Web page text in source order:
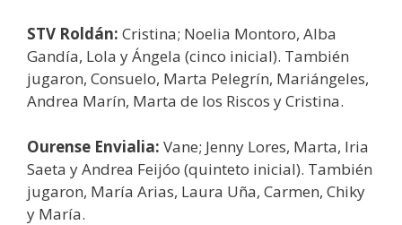
STV Roldán: Cristina; Noelia Montoro, Alba
Gandía, Lola y Ángela (cinco inicial). También
jugaron, Consuelo, Marta Pelegrín, Mariángeles,
Andrea Marín, Marta de los Riscos y Cristina.
Ourense Envialia: Vane; Jenny Lores, Marta, Iria
Saeta y Andrea Feijóo (quinteto inicial). También
jugaron, María Arias, Laura Uña, Carmen, Chiky
y María.